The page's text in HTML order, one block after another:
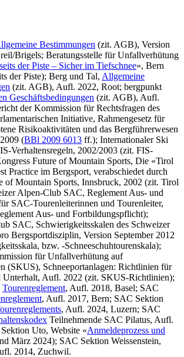
Bestimmungen (zit. AGB), Version
Brigels; Beratungsstelle für Unfallverhütung
der Piste – Sicher im Tiefschnee», Bern
der Piste); Berg und Tal, Allgemeine
(zit. AGB), Aufl. 2022, Root; bergpunkt
Geschäftsbedingungen (zit. AGB), Aufl.
der Kommission für Rechtsfragen des
Initiative, Rahmengesetz für
Risikoaktivitäten und das Bergführerwesen
(BBl 2009 6013 ff.); Internationaler Ski
Verhaltensregeln, 2002/2003 (zit. FIS-
Future of Mountain Sports, Die «Tirol
Practice im Bergsport, verabschiedet durch
of Mountain Sports, Innsbruck, 2002 (zit. Tirol
Alpen-Club SAC, Reglement Aus- und
SAC-Tourenleiterinnen und Tourenleiter,
Aus- und Fortbildungspflicht);
SAC, Schwierigkeitsskalen des Schweizer
Bergsportdisziplin, Version September 2012
bzw. -Schneeschuhtourenskala);
für Unfallverhütung auf
(SKUS), Schneeportanlagen: Richtlinien für
Unterhalt, Aufl. 2022 (zit. SKUS-Richtlinien);
Tourenreglement, Aufl. 2018, Basel; SAC
, Aufl. 2017, Bern; SAC Sektion
, Aufl. 2024, Luzern; SAC
Teilnehmende SAC Pilatus, Aufl.
Uto, Website «Anmeldeprozess und
März 2024); SAC Sektion Weissenstein,
2014, Zuchwil.